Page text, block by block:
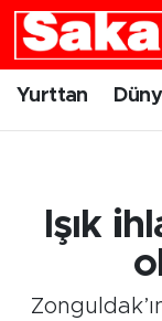
Yurttan
Işık
Yurttan
Gündem
Eskişehir
Eskişehir
Eskişehir
Süper Lig